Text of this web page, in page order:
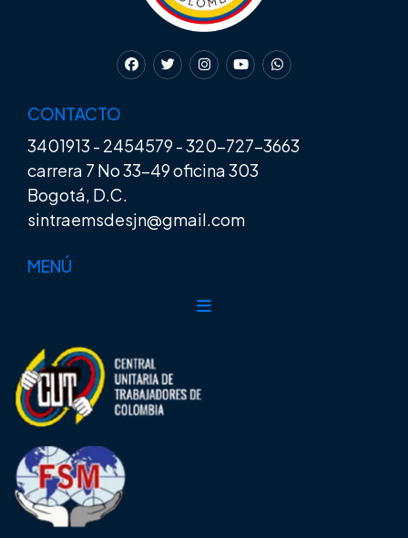
CONTACTO
3401913 - 2454579 -320-727-3663
carrera 7 No 33-49 oficina 303
Bogotá, D.C.
sintraemsdesjn@gmail.com
MENÚ